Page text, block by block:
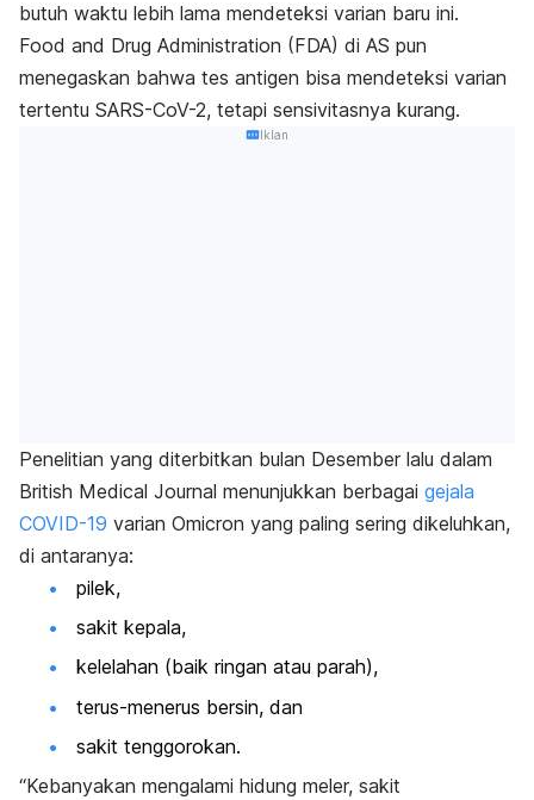
butuh waktu lebih lama mendeteksi varian baru ini.
Food and Drug Administration (FDA) di AS pun
menegaskan bahwa tes antigen bisa mendeteksi varian
tertentu SARS-CoV-2, tetapi sensivitasnya kurang.
Iklan
Penelitian yang diterbitkan bulan Desember lalu dalam
British Medical Journal menunjukkan berbagai gejala
COVID-19 varian Omicron yang paling sering dikeluhkan,
di antaranya:
pilek,
sakit kepala,
kelelahan (baik ringan atau parah),
terus-menerus bersin, dan
sakit tenggorokan.
“Kebanyakan mengalami hidung meler, sakit